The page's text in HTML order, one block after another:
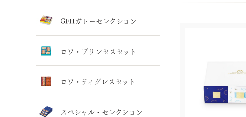
GFHガトーセレクション
ロワ・プリンセスセット
ロワ・ティグレスセット
スペシャル・セレクション